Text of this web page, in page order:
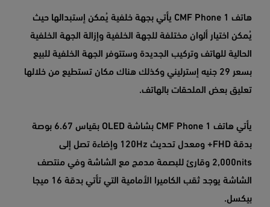
هاتف CMF Phone 1 يأتي بجهة خلفية يُمكن إستبدالها حيث
يُمكن اختيار ألوان مختلفة للجهة الخلفية وإزالة الجهة الخلفية
الحالية للهاتف وتركيب الجديدة وستتوفر الجهة الخلفية للبيع
بسعر 29 جنيه إسترليني وكذلك هناك مكان تستطيع من خلالها
تعليق بعض الملحقات بالهاتف.
يأتي هاتف CMF Phone 1 بشاشة OLED بقياس 6.67 بوصة
بدقة FHD+ ومعدل تحديث 120Hz وإضاءة تصل إلى
2,000nits وقارئ للبصمة مدمج مع الشاشة وفي منتصف
الشاشة يوجد ثقب الكاميرا الأمامية التي تأتي بدقة 16 ميجا
بيكسل.